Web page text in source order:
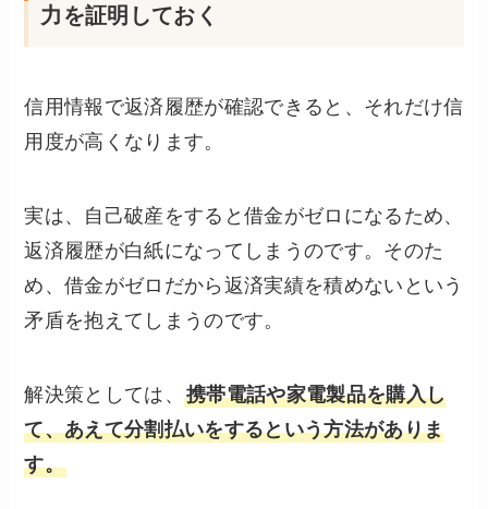
力を証明しておく
信用情報で返済履歴が確認できると、それだけ信
用度が高くなります。
実は、自己破産をすると借金がゼロになるため、
返済履歴が白紙になってしまうのです。そのた
め、借金がゼロだから返済実績を積めないという
矛盾を抱えてしまうのです。
解決策としては、 携帯電話や家電製品を購入し
て、あえて分割払いをするという方法がありま
す。